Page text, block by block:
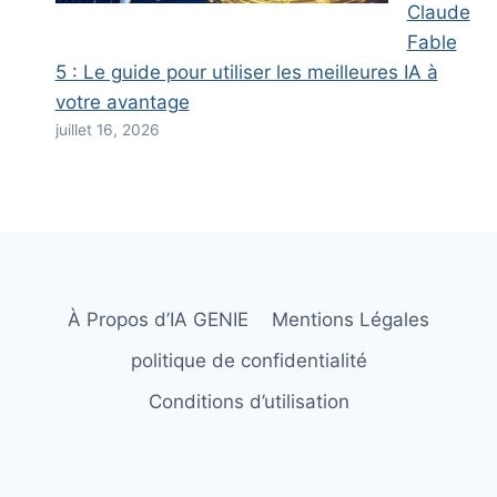
Claude
Fable
5 : Le guide pour utiliser les meilleures IA à
votre avantage
juillet 16, 2026
À Propos d’IA GENIE
Mentions Légales
politique de confidentialité
Conditions d’utilisation